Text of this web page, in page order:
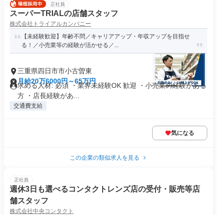
正社員
スーパーTRIALの店舗スタッフ
株式会社トライアルカンパニー
【未経験歓迎】年齢不問／キャリアアップ・年収アップを目指せ
る！／小売業等の経験が活かせる／...
三重県四日市市小古曽東
月給20万6000円～65万円
求める人材: 必須 ・業界未経験OK 歓迎 ・小売業の経験がある
方 ・店長経験があ...
交通費支給
気になる
この企業の類似求人を見る
正社員
週休3日も選べるコンタクトレンズ店の受付・販売等店
舗スタッフ
株式会社中央コンタクト